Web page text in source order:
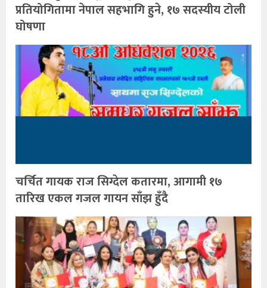
प्रतियोगितामा नेपाल सहभागि हुने, १७ सदस्यीय टोली
घोषणा
चर्चित गायक राज सिग्देल कतारमा, आगामी १७
तारिख एकल गजल गायन साँझ हुँदै